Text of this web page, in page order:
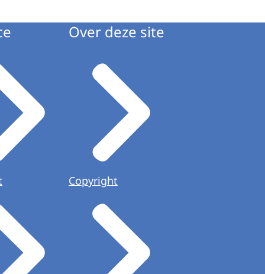
Over deze site
Copyright